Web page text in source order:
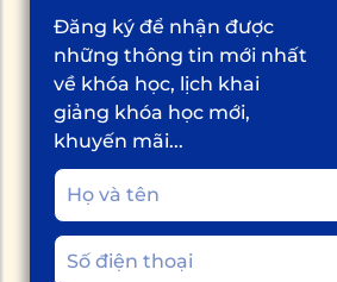
Đăng ký để nhận được
những thông tin mới nhất
về khóa học, lịch khai
giảng khóa học mới,
khuyến mãi...